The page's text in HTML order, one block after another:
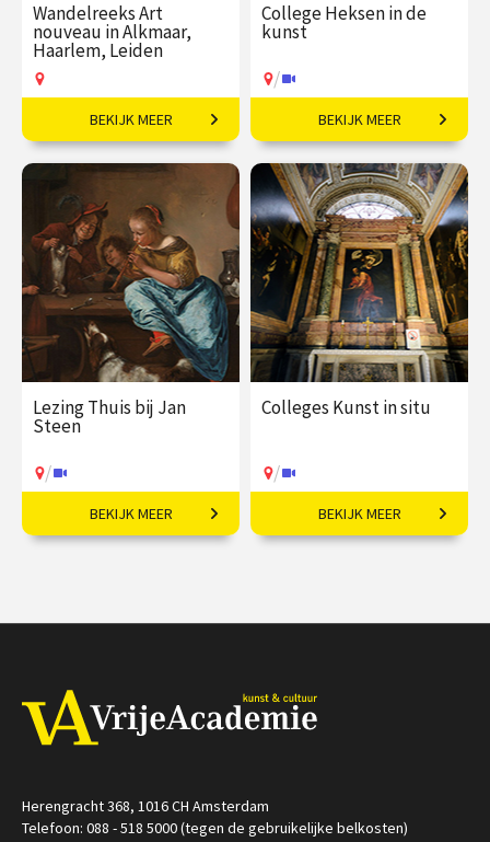
Wandelreeks Art
nouveau in Alkmaar,
Haarlem, Leiden
De mooiste art nouveau
architectuur in 3 steden.
€ 81,50
vanaf 01
sep
Op locatie
BEKIJK MEER
College Heksen in de
kunst
/
De zondebok op een
bezem.
€ 35,00
vanaf 30
okt
/ Op locatie of online
BEKIJK MEER
Lezing Thuis bij Jan
Steen
/
400 jaar leven in de
brouwerij.
BEKIJK MEER
Colleges Kunst in situ
/
Kunstwerken in hun
oorspronkelijke context.
okt
BEKIJK MEER
Herengracht 368, 1016 CH Amsterdam
Telefoon: 088 - 518 5000 (tegen de gebruikelijke belkosten)